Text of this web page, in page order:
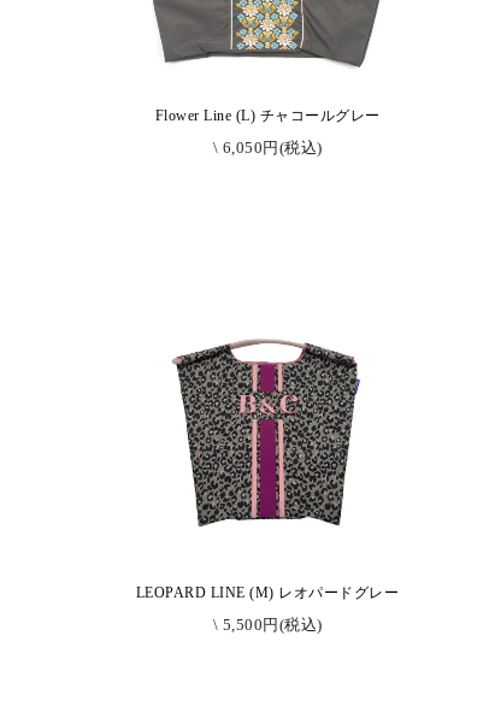
Flower Line (L) チャコールグレー
\ 6,050円(税込)
LEOPARD LINE (M) レオパードグレー
\ 5,500円(税込)